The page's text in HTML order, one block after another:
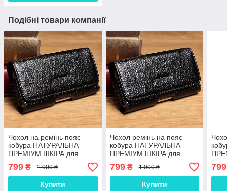
Подібні товари компанії
Чохол на ремінь пояс
кобура НАТУРАЛЬНА
ПРЕМІУМ ШКІРА для
CE 2 Lite 5G "FLOTAR"
799 ₴ 1 000 ₴
Купити
Чохол ремінь на пояс
кобура НАТУРАЛЬНА
ПРЕМІУМ ШКІРА для
телефону OnePlus Nord
N10 "FLOTAR"
799₴ 1 000 ₴
Купити
5G
799